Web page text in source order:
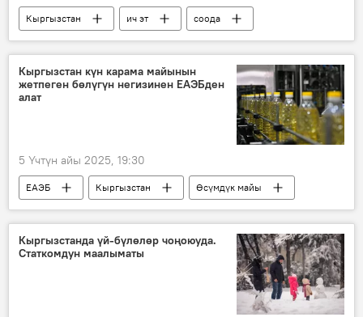
Кыргызстан ич эт
соода
экспорт
статистика
Кыргызстан күн карама майынын
жетпеген бөлүгүн негизинен ЕАЭБден
алат
5 Үчтүн айы 2025, 19:30
ЕАЭБ Кыргызстан
Өсүмдүк майы
импорт
статистика
Кыргызстанда үй-бүлөлөр чоңоюуда.
Статкомдун маалыматы